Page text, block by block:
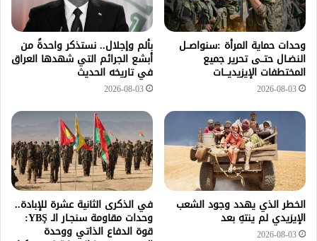
وحدات حماية المرأة :سنواصــل
النضـال حتــى تحرير جميع
المختطفات الإيزيديـــات
2026-08-03
بألم وإجلال.. نستذكر واحدةً من
أبشع الجرائم التي شهدها العراق
في تاريخه الحديث
2026-08-03
الخطر الذي يهدد وجود الشعب
الإيزيدي لم ينتهِ بعد
2026-08-03
في الذكرى الثانية عشرة للإبادة..
وحدات مقاومة سنجـار الـ YBŞ:
قوة الدفاع الذاتي ووحدة